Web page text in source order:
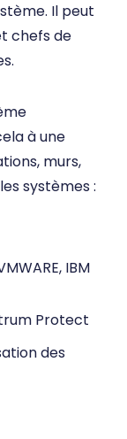
Il peut
chefs de
à une
murs,
systèmes :
IBM
Protect
des